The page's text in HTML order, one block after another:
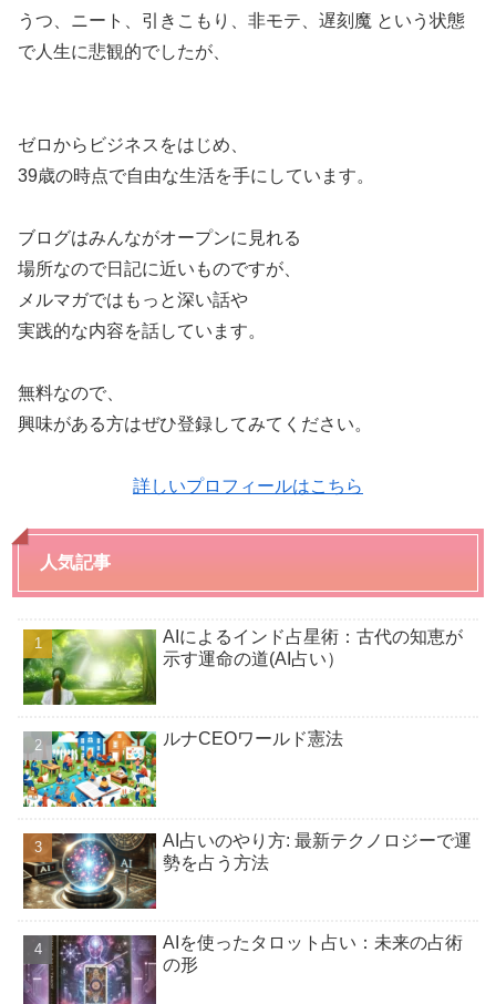
うつ、ニート、引きこもり、非モテ、遅刻魔 という状態
で人生に悲観的でしたが、
ゼロからビジネスをはじめ、
39歳の時点で自由な生活を手にしています。
ブログはみんながオープンに見れる
場所なので日記に近いものですが、
メルマガではもっと深い話や
実践的な内容を話しています。
無料なので、
興味がある方はぜひ登録してみてください。
詳しいプロフィールはこちら
人気記事
AIによるインド占星術：古代の知恵が
示す運命の道(AI占い）
ルナCEOワールド憲法
AI占いのやり方: 最新テクノロジーで運
勢を占う方法
AIを使ったタロット占い：未来の占術
の形